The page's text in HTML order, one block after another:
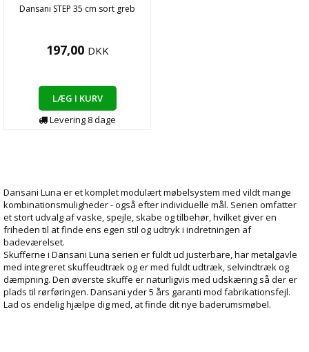
Dansani STEP 35 cm sort greb
197,00 DKK
LÆG I KURV
Levering 8dage
Dansani Luna er et komplet modulært møbelsystem med vildt mange
kombinationsmuligheder - også efter individuelle mål. Serien omfatter
et stort udvalg af vaske, spejle, skabe og tilbehør, hvilket giver en
friheden til at finde ens egen stil og udtryk i indretningen af
badeværelset.
Skufferne i Dansani Luna serien er fuldt ud justerbare, har metalgavle
med integreret skuffeudtræk og er med fuldt udtræk, selvindtræk og
dæmpning. Den øverste skuffe er naturligvis med udskæring så der er
plads til rørføringen. Dansani yder 5 års garanti mod fabrikationsfejl.
Lad os endelig hjælpe dig med, at finde dit nye baderumsmøbel.